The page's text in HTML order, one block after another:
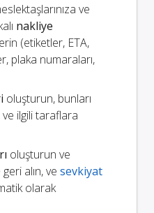
ve
nakliye
(etiketler, ETA,
plaka numaraları,
oluşturun, bunları
ve ilgili taraflara
oluşturun ve
alın, ve sevkiyat
olarak